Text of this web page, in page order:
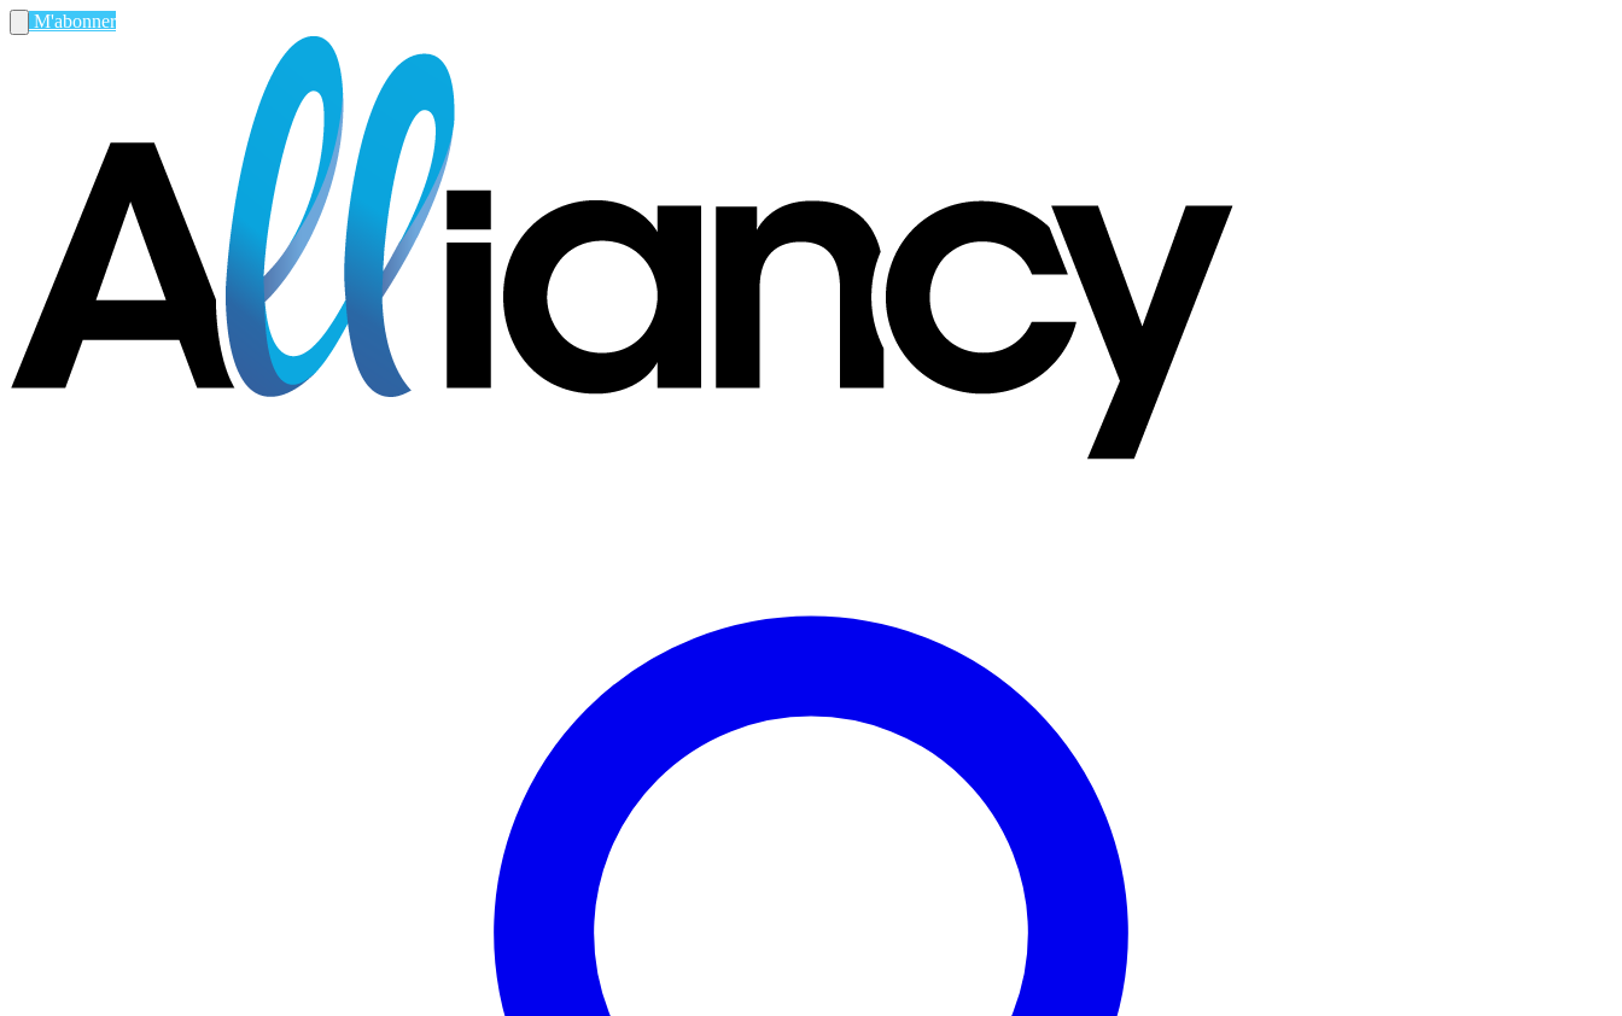
M'abonner